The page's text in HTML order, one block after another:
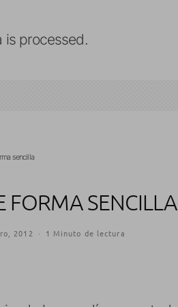
is processed.
sencilla
FORMA SENCILLA
2012 · 1 Minuto de lectura